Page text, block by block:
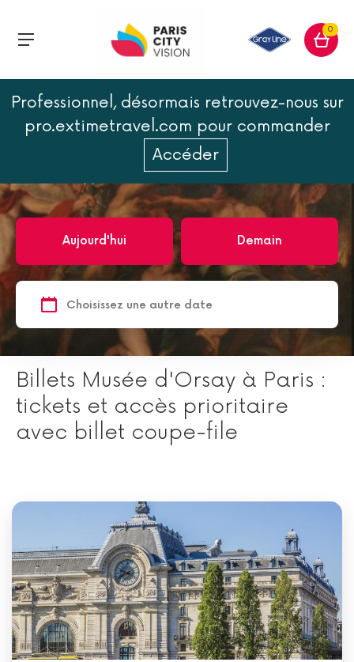
0
Professionnel, désormais retrouvez-nous sur
pro.extimetravel.com pour commander
Accéder
Musées de Paris Musée d'Orsay
Musée d'Orsay
Aujourd'hui Demain
Billets Musée d'Orsay à Paris :
tickets et accès prioritaire
avec billet coupe-file